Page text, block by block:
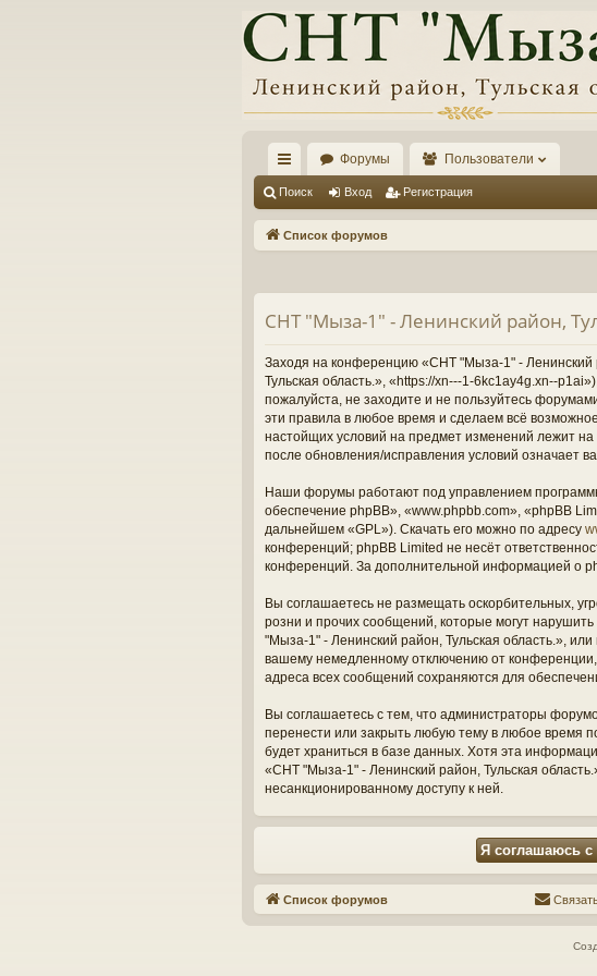
с
ы
и
Форумы Пользователи
Поиск Вход Регистрация
Список форумов
СНТ "Мыза-1" - Ленинский район,
Заходя на конференцию «СНТ "Мыза-1" -
Тульская область.», «https://xn---1-6kc1ay4g.xn--
пожалуйста, не заходите и не пользуйтесь
эти правила в любое время и сделаем всё
настойщих условий на предмет изменений лежит
после обновления/исправления условий означает
Наши форумы работают под управлением
обеспечение phpBB», «www.phpbb.com», «phpBB
дальнейшем «GPL»). Скачать его можно по адресу
конференций; phpBB Limited не несёт
конференций. За дополнительной информацией о
Вы соглашаетесь не размещать оскорбительных,
розни и прочих сообщений, которые могут
"Мыза-1" - Ленинский район, Тульская область.»,
вашему немедленному отключению от
адреса всех сообщений сохраняются для
Вы соглашаетесь с тем, что администраторы
перенести или закрыть любую тему в любое время
будет храниться в базе данных. Хотя эта
«СНТ "Мыза-1" - Ленинский район, Тульская
несанкционированному доступу к ней.
Список форумов